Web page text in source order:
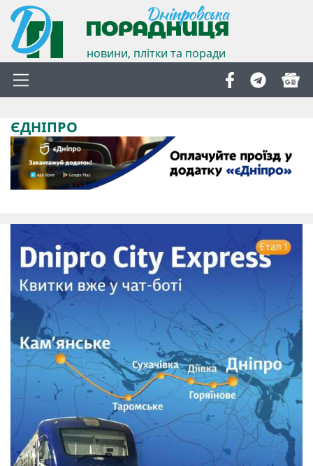
новини, плітки та поради
ЄДНІПРО